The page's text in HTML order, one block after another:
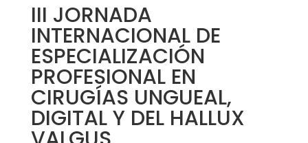
III JORNADA
INTERNACIONAL DE
ESPECIALIZACIÓN
PROFESIONAL EN
CIRUGÍAS UNGUEAL,
DIGITAL Y DEL HALLUX